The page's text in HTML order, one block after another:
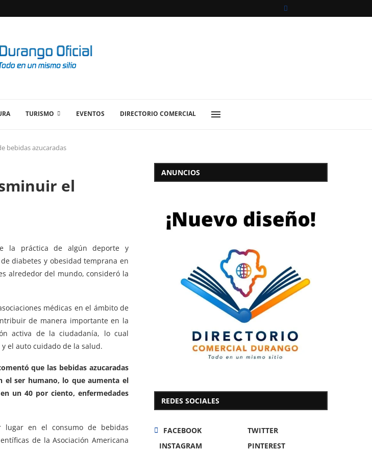
en Durango,...
TURISMO EVENTOS DIRECTORIO COMERCIAL
bebidas azucaradas
el
la práctica de algún deporte y
diabetes y obesidad temprana en
alrededor del mundo, consideró la
médicas en el ámbito de
de manera importante en la
activa de la ciudadanía, lo cual
el auto cuidado de la salud.
que las bebidas azucaradas
el ser humano, lo que aumenta el
un 40 por ciento, enfermedades
lugar en el consumo de bebidas
de la Asociación Americana
ANUNCIOS
REDES SOCIALES
FACEBOOK
TWITTER
INSTAGRAM
PINTEREST